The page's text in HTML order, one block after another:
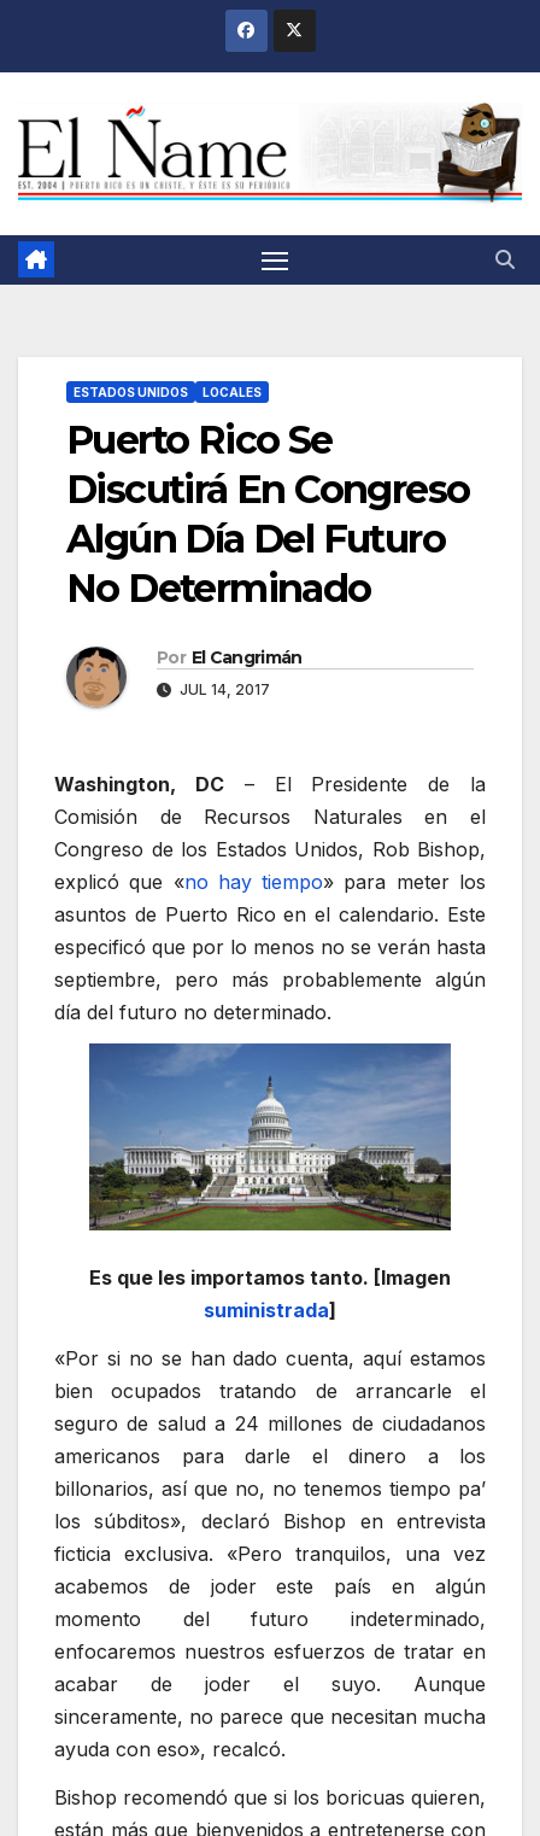
ESTADOS UNIDOS LOCALES
Puerto Rico Se
Discutirá En Congreso
Algún Día Del Futuro
No Determinado
Por El Cangrimán
JUL 14, 2017
Washington, DC– El Presidente de la
Comisión de Recursos Naturales en el
Congreso de los Estados Unidos, Rob Bishop,
explicó que «no hay tiempo» para meter los
asuntos de Puerto Rico en el calendario. Este
especificó que por lo menos no se verán hasta
septiembre, pero más probablemente algún
día del futuro no determinado.
Es que les importamos tanto. [Imagen
suministrada]
«Por si no se han dado cuenta, aquí estamos
bien ocupados tratando de arrancarle el
seguro de salud a 24 millones de ciudadanos
americanos para darle el dinero a los
billonarios, así que no, no tenemos tiempo pa’
los súbditos», declaró Bishop en entrevista
ficticia exclusiva. «Pero tranquilos, una vez
acabemos de joder este país en algún
momento del futuro indeterminado,
enfocaremos nuestros esfuerzos de tratar en
acabar de joder el suyo. Aunque
sinceramente, no parece que necesitan mucha
ayuda con eso», recalcó.
Bishop recomendó que si los boricuas quieren,
están más que bienvenidos a entretenerse con